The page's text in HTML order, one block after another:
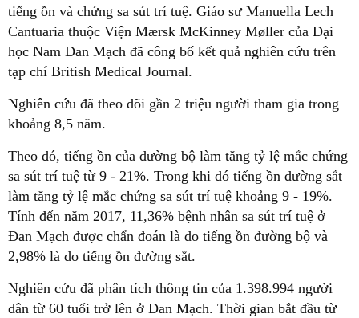
tiếng ồn và chứng sa sút trí tuệ. Giáo sư Manuella Lech
Cantuaria thuộc Viện Mærsk McKinney Møller của Đại
học Nam Đan Mạch đã công bố kết quả nghiên cứu trên
tạp chí British Medical Journal.
Nghiên cứu đã theo dõi gần 2 triệu người tham gia trong
khoảng 8,5 năm.
Theo đó, tiếng ồn của đường bộ làm tăng tỷ lệ mắc chứng
sa sút trí tuệ từ 9 - 21%. Trong khi đó tiếng ồn đường sắt
làm tăng tỷ lệ mắc chứng sa sút trí tuệ khoảng 9 - 19%.
Tính đến năm 2017, 11,36% bệnh nhân sa sút trí tuệ ở
Đan Mạch được chẩn đoán là do tiếng ồn đường bộ và
2,98% là do tiếng ồn đường sắt.
Nghiên cứu đã phân tích thông tin của 1.398.994 người
dân từ 60 tuổi trở lên ở Đan Mạch. Thời gian bắt đầu từ